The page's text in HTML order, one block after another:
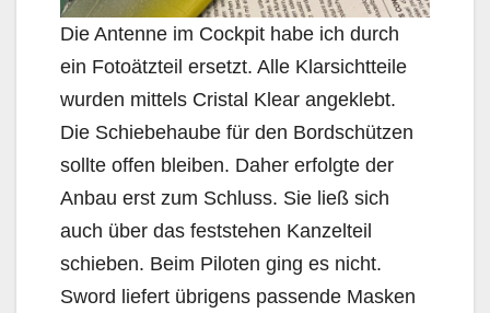
Die Antenne im Cockpit habe ich durch
ein Fotoätzteil ersetzt. Alle Klarsichtteile
wurden mittels Cristal Klear angeklebt.
Die Schiebehaube für den Bordschützen
sollte offen bleiben. Daher erfolgte der
Anbau erst zum Schluss. Sie ließ sich
auch über das feststehen Kanzelteil
schieben. Beim Piloten ging es nicht.
Sword liefert übrigens passende Masken